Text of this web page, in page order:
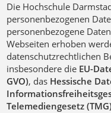
Die Hochschule
personenbezogenen
personenbezogene
Webseiten erhoben
datenschutzrechtlichen
insbesondere die EU-
GVO), das Hessische
Telemediengesetz